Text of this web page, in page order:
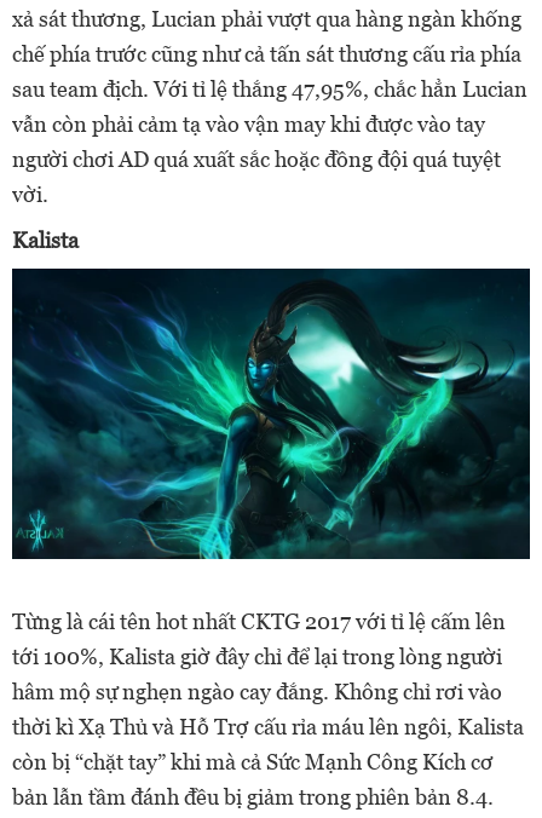
xả sát thương, Lucian phải vượt qua hàng ngàn khống
chế phía trước cũng như cả tấn sát thương cấu rỉa phía
sau team địch. Với tỉ lệ thắng 47,95%, chắc hẳn Lucian
vẫn còn phải cảm tạ vào vận may khi được vào tay
người chơi AD quá xuất sắc hoặc đồng đội quá tuyệt
vời.
Kalista
Từng là cái tên hot nhất CKTG 2017 với tỉ lệ cấm lên
tới 100%, Kalista giờ đây chỉ để lại trong lòng người
hâm mộ sự nghẹn ngào cay đắng. Không chỉ rơi vào
thời kì Xạ Thủ và Hỗ Trợ cấu rỉa máu lên ngôi, Kalista
còn bị “chặt tay” khi mà cả Sức Mạnh Công Kích cơ
bản lẫn tầm đánh đều bị giảm trong phiên bản 8.4.